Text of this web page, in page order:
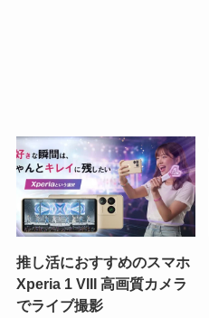
推し活におすすめのスマホ
Xperia 1 VIII 高画質カメラ
でライブ撮影